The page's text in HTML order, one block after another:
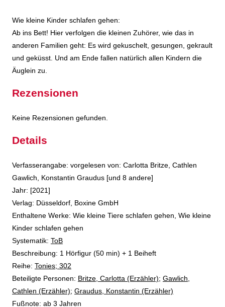
Wie kleine Kinder schlafen gehen:
Ab ins Bett! Hier verfolgen die kleinen Zuhörer, wie das in
anderen Familien geht: Es wird gekuschelt, gesungen, gekrault
und geküsst. Und am Ende fallen natürlich allen Kindern die
Äuglein zu.
Rezensionen
Keine Rezensionen gefunden.
Details
Suche nach diesem Verfasser
Verfasserangabe: vorgelesen von: Carlotta Britze, Cathlen
Gawlich, Konstantin Graudus [und 8 andere]
Jahr: [2021]
Verlag: Düsseldorf, Boxine GmbH
Enthaltene Werke: Wie kleine Tiere schlafen gehen Wie kleine
Kinder schlafen gehen
opens in new tab
Diesen Link in neuem Tab öffnen
Systematik: Suche nach dieser Systematik
ToB
Suche nach diesem Interessenskreis
Beschreibung: 1 Hörfigur (50 min) + 1 Beiheft
Reihe: Tonies; 302
Beteiligte Personen: Suche nach dieser Beteiligten Person
Britze, Carlotta (Erzähler); Gawlich,
Cathlen (Erzähler); Graudus, Konstantin (Erzähler)
Fußnote: ab 3 Jahren